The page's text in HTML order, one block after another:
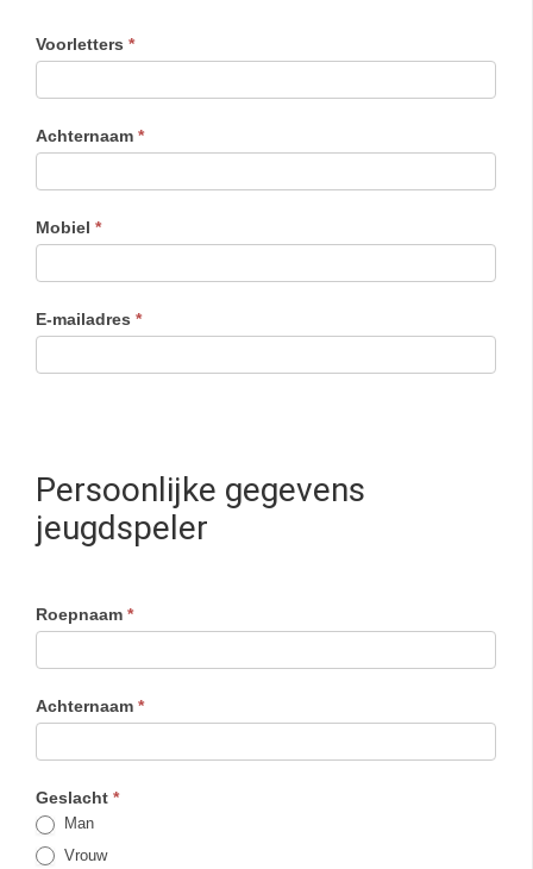
Voorletters *
Achternaam *
Mobiel *
E-mailadres *
Persoonlijke gegevens
jeugdspeler
Roepnaam *
Achternaam *
Geslacht *
Man
Vrouw